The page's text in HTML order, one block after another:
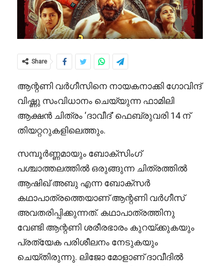
Share
ആന്റണി വർ​ഗീസിനെ നായകനാക്കി ഗോവിന്ദ്
വിഷ്ണു സംവിധാനം ചെയ്യുന്ന ഫാമിലി
ആക്ഷൻ ചിത്രം ‘ദാവീദ്’ ഫെബ്രുവരി 14 ന്
തിയറ്ററുകളിലെത്തും.
സമ്പൂർണ്ണമായും ബോക്സിം​ഗ്
പശ്ചാത്തലത്തിൽ ഒരുങ്ങുന്ന ചിത്രത്തിൽ
ആഷിഖ് അബു എന്ന ബോക്സർ
കഥാപാത്രത്തെയാണ് ആന്റണി വർ​ഗീസ്
അവതരിപ്പിക്കുന്നത്. കഥാപാത്രത്തിനു
വേണ്ടി ആന്റണി ശരീരഭാരം കുറയ്ക്കുകയും
പ്രത്യേക പരിശീലനം നേടുകയും
ചെയ്തിരുന്നു. ലിജോ മോളാണ് ദാവീദിൽ